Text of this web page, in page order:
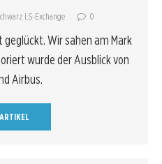
LS-Exchange 0
Wir sahen am Mark
wurde der Ausblick von
Airbus.